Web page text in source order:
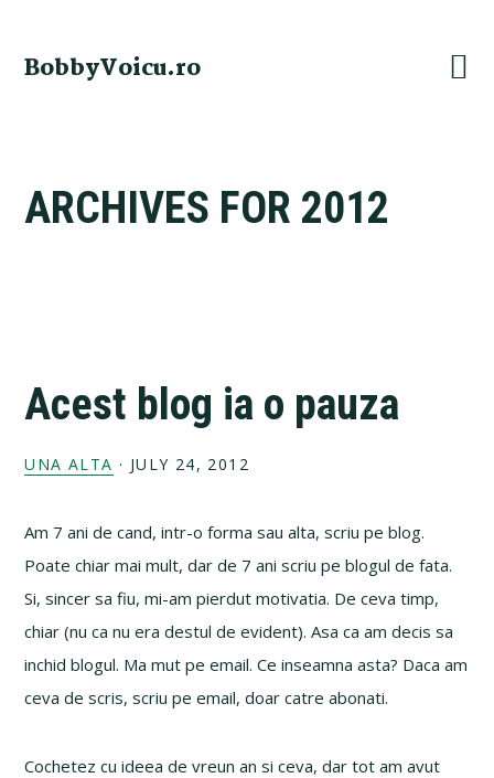
primary
main
primary
footer
BobbyVoicu.ro
ARCHIVES FOR 2012
Acest blog ia o pauza
UNA ALTA · JULY 24, 2012
Am 7 ani de cand, intr-o forma sau alta, scriu pe blog.
Poate chiar mai mult, dar de 7 ani scriu pe blogul de fata.
Si, sincer sa fiu, mi-am pierdut motivatia. De ceva timp,
chiar (nu ca nu era destul de evident). Asa ca am decis sa
inchid blogul. Ma mut pe email. Ce inseamna asta? Daca am
ceva de scris, scriu pe email, doar catre abonati.
Cochetez cu ideea de vreun an si ceva, dar tot am avut